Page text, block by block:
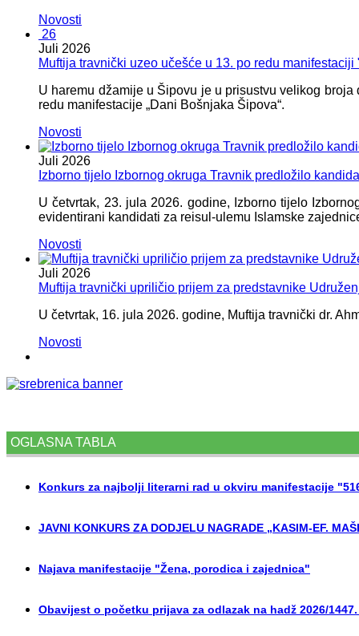
Novosti
26
Juli 2026
Muftija travnički uzeo učešće u 13. po redu
U haremu džamije u Šipovu je u prisustvu velikog
redu manifestacije „Dani Bošnjaka Šipova“.
Novosti
Juli 2026
Izborno tijelo Izbornog okruga Travnik predložilo
U četvrtak, 23. jula 2026. godine, Izborno tijelo
evidentirani kandidati za reisul-ulemu Islamske
Novosti
Juli 2026
Muftija travnički upriličio prijem za predstavnike
U četvrtak, 16. jula 2026. godine, Muftija travnički dr.
Novosti
OGLASNA TABLA
Konkurs za najbolji literarni rad u okviru manifestacije
JAVNI KONKURS ZA DODJELU NAGRADE „KASIM-EF.
Najava manifestacije "Žena, porodica i zajednica"
Obavijest o početku prijava za odlazak na hadž 2026/